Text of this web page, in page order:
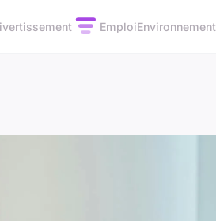
EmploiEnvironnement